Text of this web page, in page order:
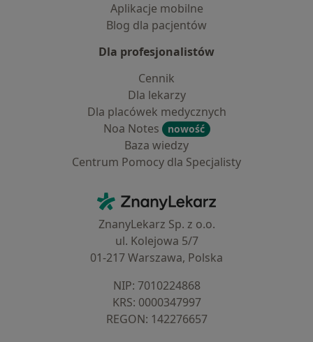
Aplikacje mobilne
Blog dla pacjentów
Dla profesjonalistów
Cennik
Dla lekarzy
Dla placówek medycznych
Noa Notes
nowość
Baza wiedzy
Centrum Pomocy dla Specjalisty
ZnanyLekarz - Strona główna
ZnanyLekarz Sp. z o.o.
ul. Kolejowa 5/7
01-217 Warszawa, Polska
NIP: ⁠7010224868
KRS: ⁠0000347997
REGON: ⁠142276657